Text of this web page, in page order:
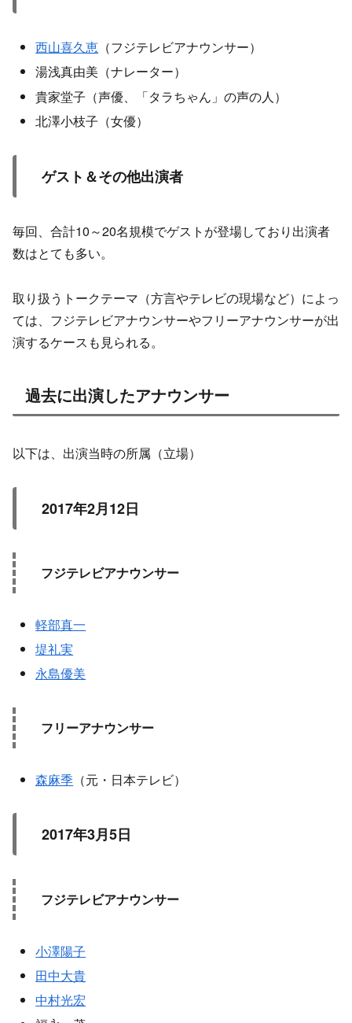
西山喜久恵 （フジテレビアナウンサー）
湯浅真由美（ナレーター）
貴家堂子（声優、「タラちゃん」の声の人）
北澤小枝子（女優）
ゲスト＆その他出演者
毎回、合計10～20名規模でゲストが登場しており出演者
数はとても多い。
取り扱うトークテーマ（方言やテレビの現場など）によっ
ては、フジテレビアナウンサーやフリーアナウンサーが出
演するケースも見られる。
過去に出演したアナウンサー
以下は、出演当時の所属（立場）
2017年2月12日
フジテレビアナウンサー
軽部真一
堤礼実
永島優美
フリーアナウンサー
森麻季 （元・日本テレビ）
2017年3月5日
フジテレビアナウンサー
小澤陽子
田中大貴
中村光宏